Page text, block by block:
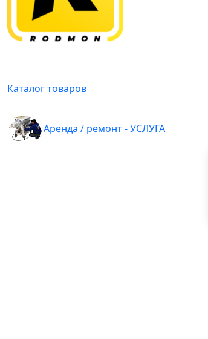
Каталог товаров
Аренда / ремонт - УСЛУГА